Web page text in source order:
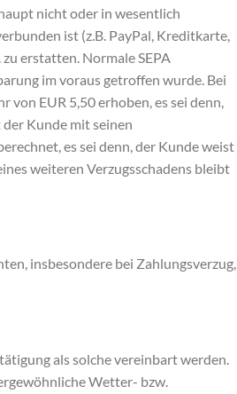
nicht oder in wesentlich
ist (z.B. PayPal, Kreditkarte,
erstatten. Normale SEPA
im voraus getroffen wurde. Bei
EUR 5,50 erhoben, es sei denn,
Kunde mit seinen
es sei denn, der Kunde weist
weiteren Verzugsschadens bleibt
insbesondere bei Zahlungsverzug,
als solche vereinbart werden.
Wetter- bzw.